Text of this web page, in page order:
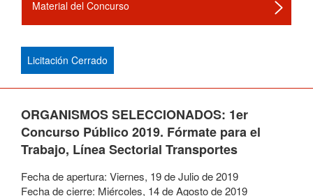
Material del Concurso
Licitación Cerrado
ORGANISMOS SELECCIONADOS: 1er
Concurso Público 2019. Fórmate para el
Trabajo, Línea Sectorial Transportes
Fecha de apertura: Viernes, 19deJuliode2019
Fecha de cierre: Miércoles, 14deAgostode2019